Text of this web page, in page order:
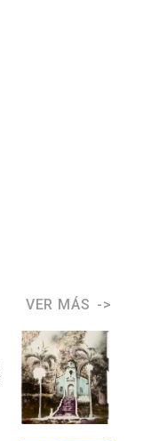
VER MÁS